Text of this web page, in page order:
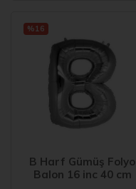
B Harf Gümüş Folyo
Balon 16 inc 40 cm
%16